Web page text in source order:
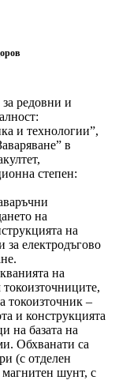
редовни и
и технологии”,
в
степен:
на
на
за електродъгово
на
токоизточник –
и конструкцията
на базата на
Обхванати са
(с отделен
магнитен шунт, с